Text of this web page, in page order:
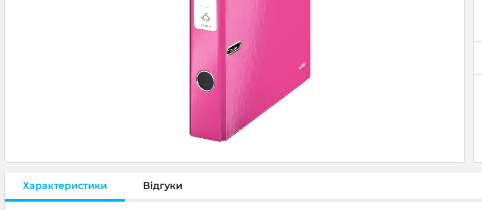
Характеристики Відгуки